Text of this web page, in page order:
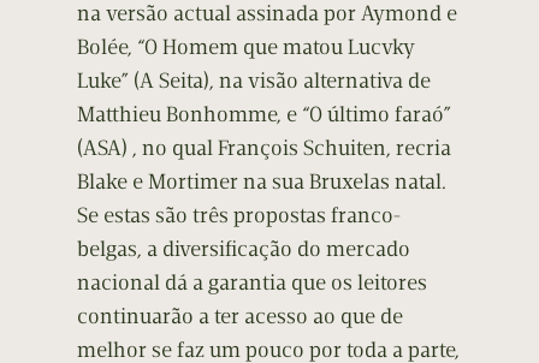
na versão actual assinada por Aymond e
Bolée, “O Homem que matou Lucvky
Luke” (A Seita), na visão alternativa de
Matthieu Bonhomme, e “O último faraó”
(ASA) , no qual François Schuiten, recria
Blake e Mortimer na sua Bruxelas natal.
Se estas são três propostas franco-
belgas, a diversificação do mercado
nacional dá a garantia que os leitores
continuarão a ter acesso ao que de
melhor se faz um pouco por toda a parte,